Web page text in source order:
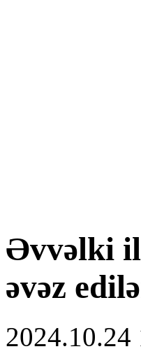
Əvvəlki
əvəz